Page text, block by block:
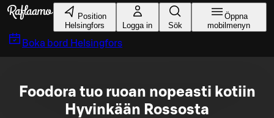
Gå till huvudinnehållet
Position
Helsingfors
Logga in Sök
Öppna
mobilmenyn
Boka bord Helsingfors
Foodora tuo ruoan nopeasti kotiin
Hyvinkään Rossosta